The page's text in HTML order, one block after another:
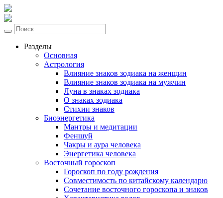
Разделы
Основная
Астрология
Влияние знаков зодиака на женщин
Влияние знаков зодиака на мужчин
Луна в знаках зодиака
О знаках зодиака
Стихии знаков
Биоэнергетика
Мантры и медитации
Феншуй
Чакры и аура человека
Энергетика человека
Восточный гороскоп
Гороскоп по году рождения
Совместимость по китайскому календарю
Сочетание восточного гороскопа и знаков